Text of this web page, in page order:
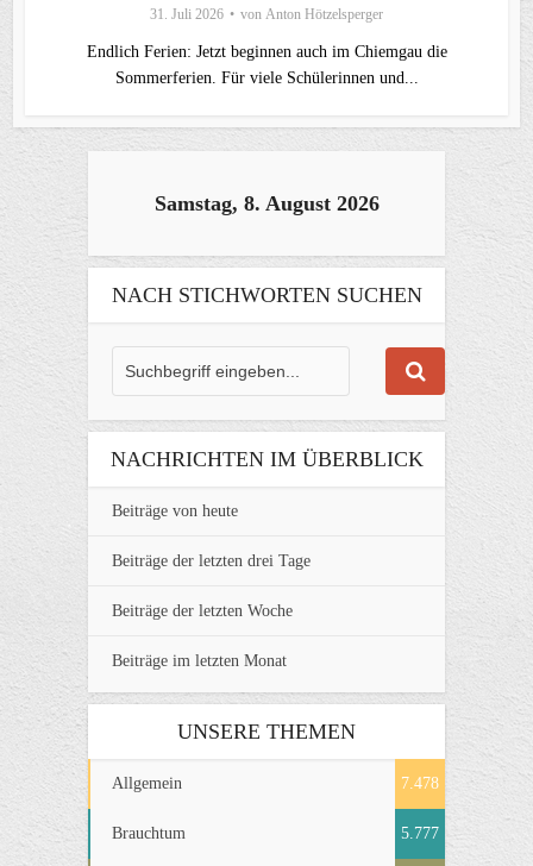
31. Juli 2026 von Anton Hötzelsperger
Endlich Ferien: Jetzt beginnen auch im Chiemgau die
Sommerferien. Für viele Schülerinnen und...
Samstag, 8. August 2026
NACH STICHWORTEN SUCHEN
NACHRICHTEN IM ÜBERBLICK
Beiträge von heute
Beiträge der letzten drei Tage
Beiträge der letzten Woche
Beiträge im letzten Monat
UNSERE THEMEN
Allgemein 7.478
Brauchtum 5.777